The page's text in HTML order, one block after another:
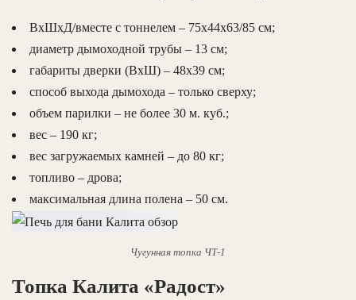
ВхШхД/вместе с тоннелем – 75х44х63/85 см;
диаметр дымоходной трубы – 13 см;
габариты дверки (ВхШ) – 48х39 см;
способ выхода дымохода – только сверху;
объем парилки – не более 30 м. куб.;
вес – 190 кг;
вес загружаемых камней – до 80 кг;
топливо – дрова;
максимальная длина полена – 50 см.
Чугунная топка ЧТ-1
Топка Калита «Радост»